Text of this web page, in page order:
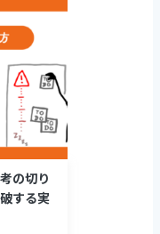
の切り
する実